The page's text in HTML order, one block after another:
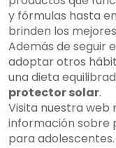
y fórmulas hasta
brinden los
Además de seguir
adoptar otros
una dieta
protector solar.
Visita nuestra
información sobre
para adolescentes.